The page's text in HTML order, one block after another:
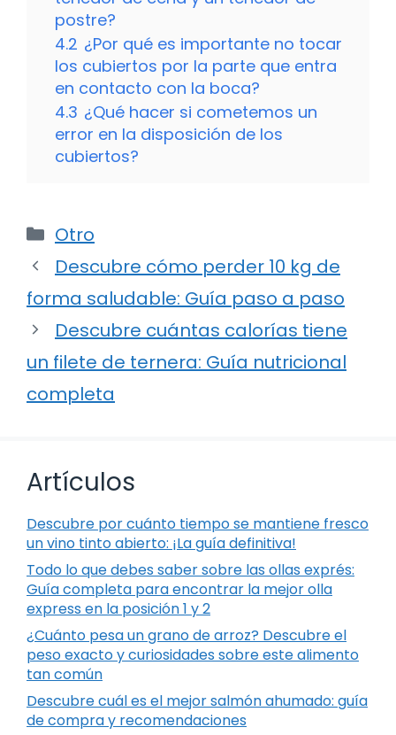
postre?
4.2 ¿Por qué es importante no tocar
los cubiertos por la parte que entra
en contacto con la boca?
4.3 ¿Qué hacer si cometemos un
error en la disposición de los
cubiertos?
Categorías
Otro
Descubre cómo perder 10 kg de
forma saludable: Guía paso a paso
Descubre cuántas calorías tiene
un filete de ternera: Guía nutricional
completa
Artículos
Descubre por cuánto tiempo se mantiene fresco
un vino tinto abierto: ¡La guía definitiva!
Todo lo que debes saber sobre las ollas exprés:
Guía completa para encontrar la mejor olla
express en la posición 1 y 2
¿Cuánto pesa un grano de arroz? Descubre el
peso exacto y curiosidades sobre este alimento
tan común
Descubre cuál es el mejor salmón ahumado: guía
de compra y recomendaciones